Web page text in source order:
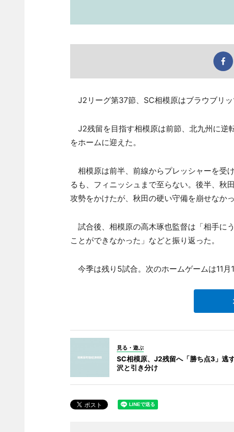
J2リーグ第37節、SC相模原はブラウブリ
J2残留を目指す相模原は前節、北九州に逆
をホームに迎えた。
相模原は前半、前線からプレッシャーを受
るも、フィニッシュまで至らない。後半、秋
攻勢をかけたが、秋田の硬い守備を崩せなかっ
試合後、相模原の高木琢也監督は「相手に
ことができなかった」などと振り返った。
今季は残り5試合。次のホームゲームは11月
見る・遊ぶ
SC相模原、J2残留へ「勝ち点3」逃
沢と引き分け